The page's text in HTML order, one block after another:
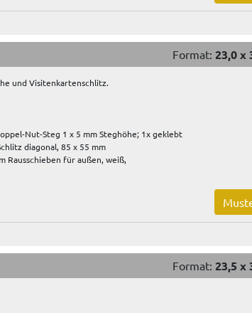
Format: 23,0 x
und Visitenkartenschlitz.
Nut-Steg 1 x 5 mm Steghöhe; 1x geklebt
diagonal, 85 x 55 mm
Rausschieben für außen, weiß,
Format: 23,5 x